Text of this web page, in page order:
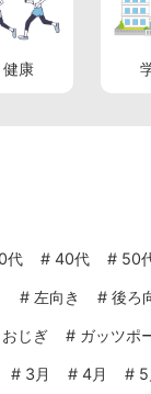
健康
代 # 40代 # 50
# 左向き # 後ろ
おじぎ # ガッツポ
# 3月 # 4月 # 5